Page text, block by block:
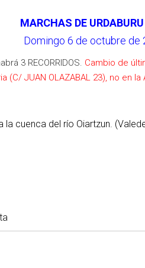
MARCHAS DE
Domingo 6 de octubre de
3 RECORRIDOS. Cambio de
JUAN OLAZABAL 23), no en la
la cuenca del río Oiartzun.